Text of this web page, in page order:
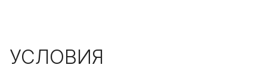
УСЛОВИЯ